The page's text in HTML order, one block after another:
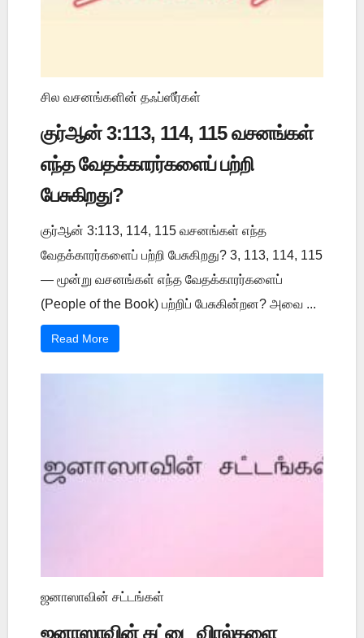
சில வசனங்களின் தஃப்ஸீர்கள்
குர்ஆன் 3:113, 114, 115 வசனங்கள்
எந்த வேதக்காரர்களைப் பற்றி
பேசுகிறது?
குர்ஆன் 3:113, 114, 115 வசனங்கள் எந்த
வேதக்காரர்களைப் பற்றி பேசுகிறது? 3, 113, 114, 115
— மூன்று வசனங்கள் எந்த வேதக்காரர்களைப்
(People of the Book) பற்றிப் பேசுகின்றன? அவை ...
Read More
ஜனாஸாவின் சட்டங்கள்
ஜனாஸாவின் கட்டை விரல்களை